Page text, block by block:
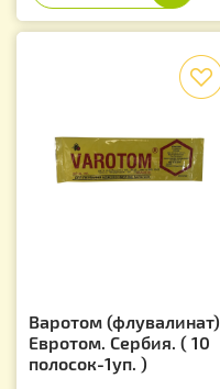
Варотом (флувалинат)
Евротом. Сербия. ( 10
полосок-1уп. )